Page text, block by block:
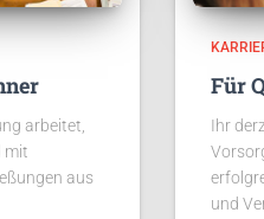
arbeitet,
mit
aus
Für
Ihr
und